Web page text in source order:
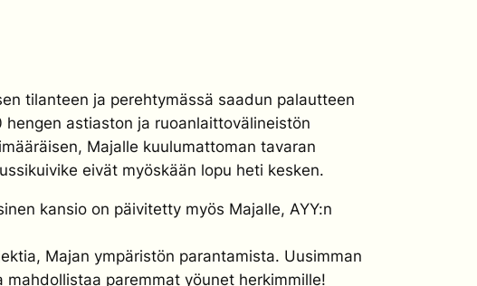
tilanteen ja perehtymässä saadun palautteen
astiaston ja ruoanlaittovälineistön
Majalle kuulumattoman tavaran
eivät myöskään lopu heti kesken.
kansio on päivitetty myös Majalle, AYY:n
Majan ympäristön parantamista. Uusimman
paremmat yöunet herkimmille!